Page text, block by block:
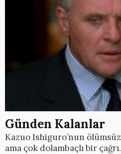
Günden Kalanlar
Kazuo Ishiguro’nun
ama çok dolambaçlı bir